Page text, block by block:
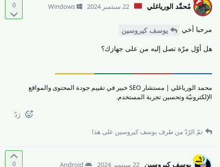
0 مُحمَّد الورياغلي 22 سبتمبر 2024 Windows
مرحبا أخي
يوسف كيروسين
هل أوّل مرّة تصل إليه من على جهازك؟
محمد الورياغلي | مستشار SEO خبير في تقييم جودة المحتوى والمواقع
الإلكترونيّة وتحسين تجربة المستخدم.
رَدّ
تمّ الرّدّ من طرف يوسف كيروسين على هذا
0 يوسف كيروسين 22 سبتمبر 2024 Android